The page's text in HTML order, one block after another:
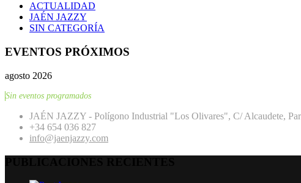
ACTUALIDAD
JAÉN JAZZY
SIN CATEGORÍA
EVENTOS PRÓXIMOS
agosto 2026
Sin eventos programados
JAÉN JAZZY - Polígono Industrial "Los Olivares", C/ Alcaudete,
+34 654 036 827
info@jaenjazzy.com